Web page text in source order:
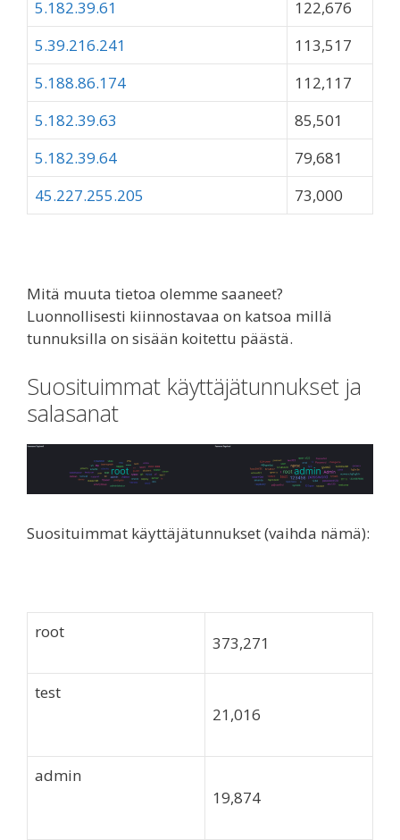
5.182.39.61
122,676
5.39.216.241
113,517
5.188.86.174
112,117
5.182.39.63
85,501
5.182.39.64
79,681
45.227.255.205
73,000
Mitä muuta tietoa olemme saaneet?
Luonnollisesti kiinnostavaa on katsoa millä
tunnuksilla on sisään koitettu päästä.
Suosituimmat käyttäjätunnukset ja
salasanat
Suosituimmat käyttäjätunnukset (vaihda nämä):
root
373,271
test
21,016
admin
19,874